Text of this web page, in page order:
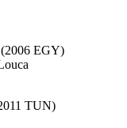
EGY)
TUN)